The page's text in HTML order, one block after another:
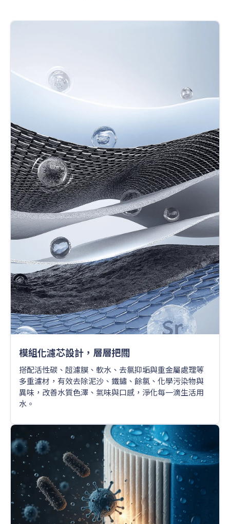
模組化濾芯設計，層層把關
搭配活性碳、超濾膜、軟水、去氯抑垢與重金屬處理等
多重濾材，有效去除泥沙、鐵鏽、餘氯、化學污染物與
異味，改善水質色澤、氣味與口感，淨化每一滴生活用
水。